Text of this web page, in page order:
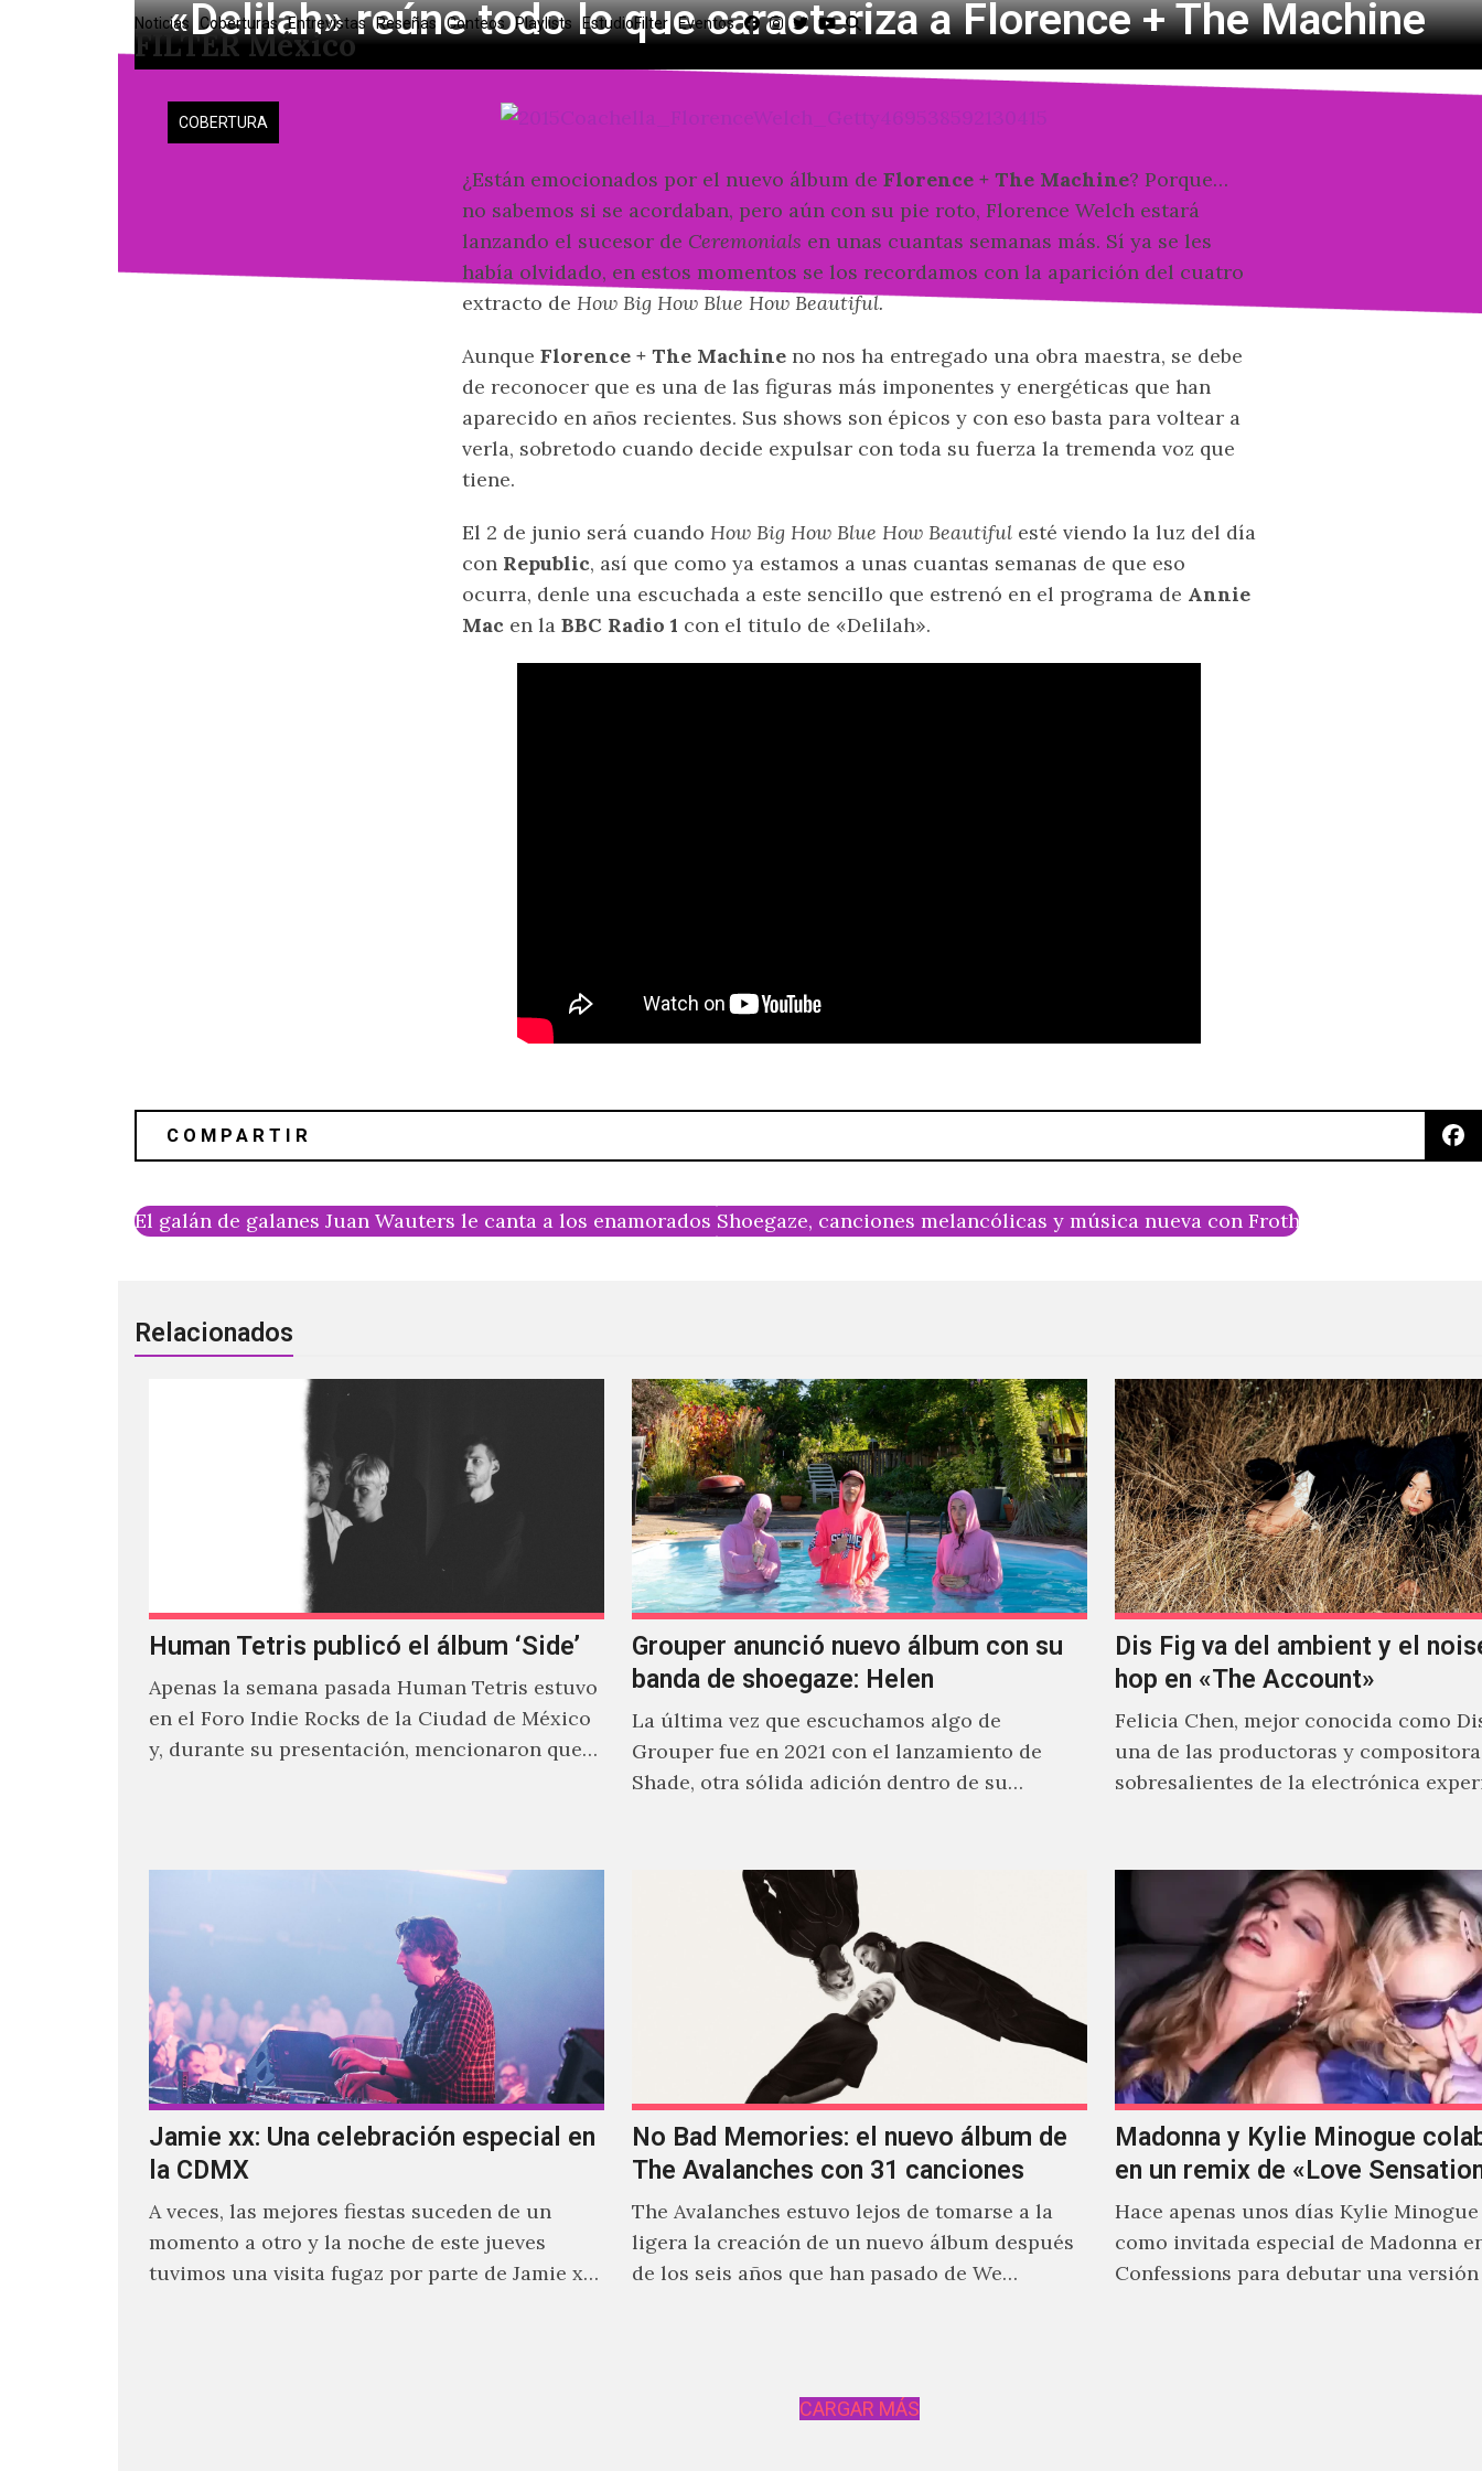
FILTER México
Noticias Coberturas Entrevistas Reseñas Conteos Playlists EstudioFilter Eventos
COBERTURA
«Delilah» reúne todo lo que caracteriza a Florence + The Machine
¿Están emocionados por el nuevo álbum de Florence + The Machine? Porque…
no sabemos si se acordaban, pero aún con su pie roto, Florence Welch estará
lanzando el sucesor de Ceremonials en unas cuantas semanas más. Sí ya se les
había olvidado, en estos momentos se los recordamos con la aparición del cuatro
extracto de How Big How Blue How Beautiful.
Aunque Florence + The Machine no nos ha entregado una obra maestra, se debe
de reconocer que es una de las figuras más imponentes y energéticas que han
aparecido en años recientes. Sus shows son épicos y con eso basta para voltear a
verla, sobretodo cuando decide expulsar con toda su fuerza la tremenda voz que
tiene.
El 2 de junio será cuando How Big How Blue How Beautiful esté viendo la luz del día
con Republic, así que como ya estamos a unas cuantas semanas de que eso
ocurra, denle una escuchada a este sencillo que estrenó en el programa de Annie
Mac en la BBC Radio 1 con el titulo de «Delilah».
El galán de galanes Juan Wauters le canta a los enamorados Shoegaze, canciones melancólicas y música nueva con Froth
Relacionados
Human Tetris publicó el álbum ‘Side’
Apenas la semana pasada Human Tetris estuvo
en el Foro Indie Rocks de la Ciudad de México
y, durante su presentación, mencionaron que
Grouper anunció nuevo álbum con su
banda de shoegaze: Helen
La última vez que escuchamos algo de
Grouper fue en 2021 con el lanzamiento de
Shade, otra sólida adición dentro de su
Dis Fig va del ambient y el
hop en «The Account»
Felicia Chen, mejor conocida como
una de las productoras y
sobresalientes de la electrónica
Jamie xx: Una celebración especial en
la CDMX
A veces, las mejores fiestas suceden de un
momento a otro y la noche de este jueves
tuvimos una visita fugaz por parte de Jamie xx,
No Bad Memories: el nuevo álbum de
The Avalanches con 31 canciones
The Avalanches estuvo lejos de tomarse a la
ligera la creación de un nuevo álbum después
de los seis años que han pasado de We…
Madonna y Kylie Minogue
en un remix de «Love
Hace apenas unos días Kylie
como invitada especial de Madonna
Confessions para debutar una
CARGAR MÁS